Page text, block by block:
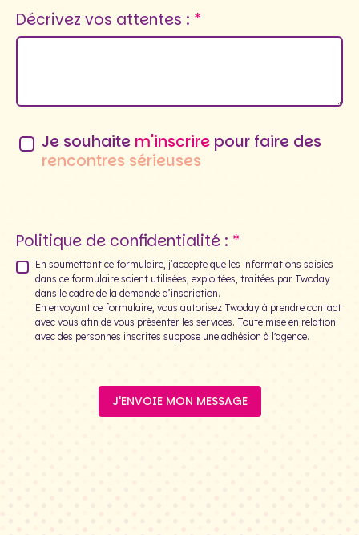
Décrivez vos attentes :
Je souhaite m'inscrire pour faire des
rencontres sérieuses
Politique de confidentialité :
En soumettant ce formulaire, j’accepte que les informations saisies
dans ce formulaire soient utilisées, exploitées, traitées par Twoday
dans le cadre de la demande d’inscription.
En envoyant ce formulaire, vous autorisez Twoday à prendre contact
avec vous afin de vous présenter les services. Toute mise en relation
avec des personnes inscrites suppose une adhésion à l'agence.
J'ENVOIE MON MESSAGE